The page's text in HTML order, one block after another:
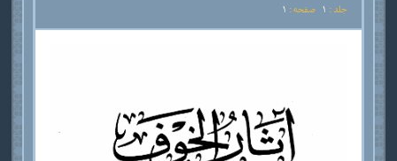
جلد :
صفحه :